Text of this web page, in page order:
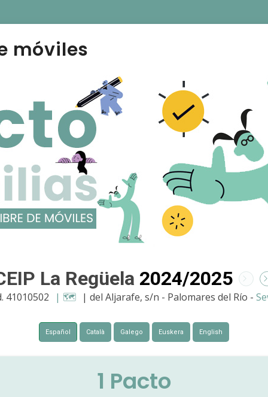
móviles
La Regüela 2024/2025
41010502 | 🗺️ | del Aljarafe, s/n - Palomares del Río -
Español Català Galego Euskera English
1 Pacto